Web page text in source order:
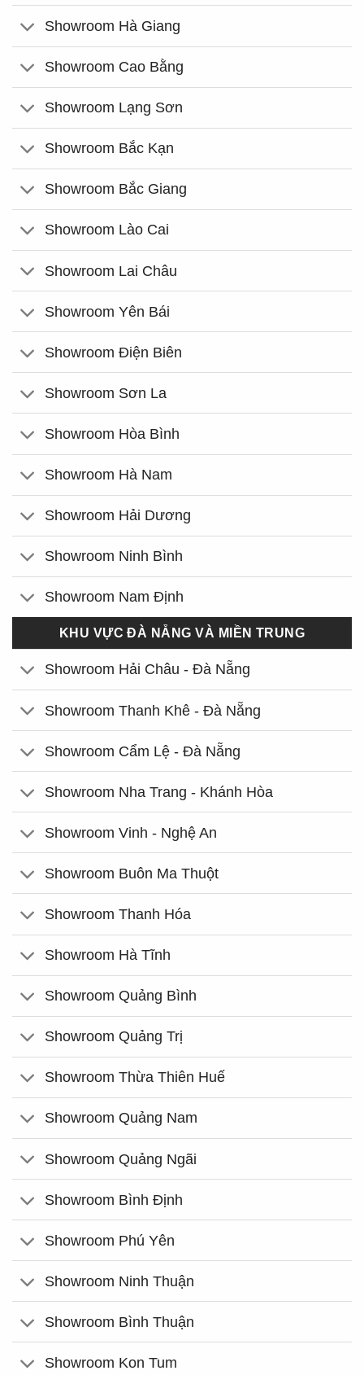
Showroom Hà Giang
Showroom Cao Bằng
Showroom Lạng Sơn
Showroom Bắc Kạn
Showroom Bắc Giang
Showroom Lào Cai
Showroom Lai Châu
Showroom Yên Bái
Showroom Điện Biên
Showroom Sơn La
Showroom Hòa Bình
Showroom Hà Nam
Showroom Hải Dương
Showroom Ninh Bình
Showroom Nam Định
KHU VỰC ĐÀ NẴNG VÀ MIỀN TRUNG
Showroom Hải Châu - Đà Nẵng
Showroom Thanh Khê - Đà Nẵng
Showroom Cẩm Lệ - Đà Nẵng
Showroom Nha Trang - Khánh Hòa
Showroom Vinh - Nghệ An
Showroom Buôn Ma Thuột
Showroom Thanh Hóa
Showroom Hà Tĩnh
Showroom Quảng Bình
Showroom Quảng Trị
Showroom Thừa Thiên Huế
Showroom Quảng Nam
Showroom Quảng Ngãi
Showroom Bình Định
Showroom Phú Yên
Showroom Ninh Thuận
Showroom Bình Thuận
Showroom Kon Tum